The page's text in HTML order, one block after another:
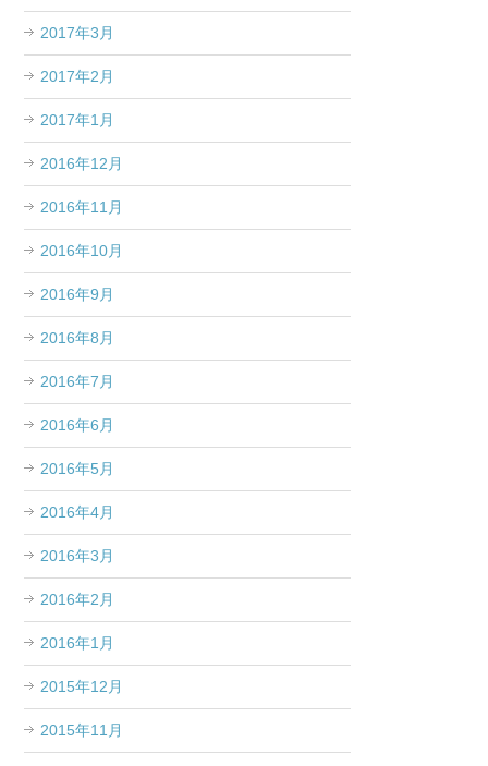
2017年3月
2017年2月
2017年1月
2016年12月
2016年11月
2016年10月
2016年9月
2016年8月
2016年7月
2016年6月
2016年5月
2016年4月
2016年3月
2016年2月
2016年1月
2015年12月
2015年11月